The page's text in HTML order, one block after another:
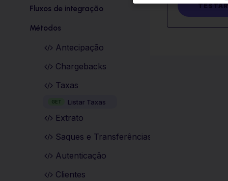
Fluxos de integração
Métodos
Antecipação
Chargebacks
Taxas
GET Listar Taxas
Extrato
Saques e Transferências
Autenticação
Clientes
TESTAR